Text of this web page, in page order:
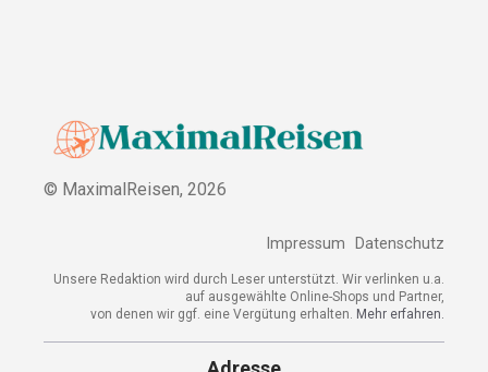
© MaximalReisen, 2026
Impressum Datenschutz
Unsere Redaktion wird durch Leser unterstützt. Wir verlinken u.a.
auf ausgewählte Online-Shops und Partner,
von denen wir ggf. eine Vergütung erhalten. Mehr erfahren.